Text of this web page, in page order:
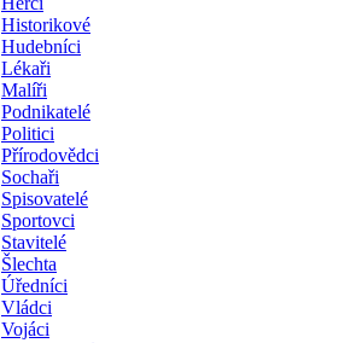
Historikové
Hudebníci
Lékaři
Malíři
Podnikatelé
Politici
Přírodovědci
Sochaři
Spisovatelé
Sportovci
Stavitelé
Šlechta
Úředníci
Vládci
Vojáci